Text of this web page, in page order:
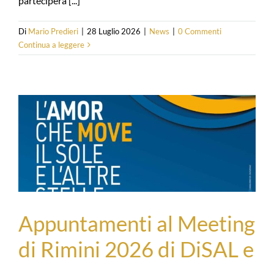
Di Mario Predieri 28 Luglio 2026 News
0 Commenti
Continua a leggere
Appuntamenti al Meeting
di Rimini 2026 di DiSAL e